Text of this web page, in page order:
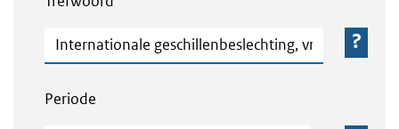
Trefwoord
Periode